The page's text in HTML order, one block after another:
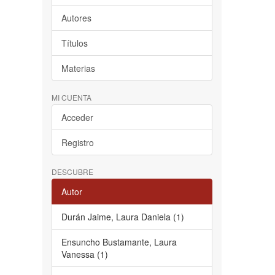
Autores
Títulos
Materias
MI CUENTA
Acceder
Registro
DESCUBRE
Autor
Durán Jaime, Laura Daniela (1)
Ensuncho Bustamante, Laura
Vanessa (1)